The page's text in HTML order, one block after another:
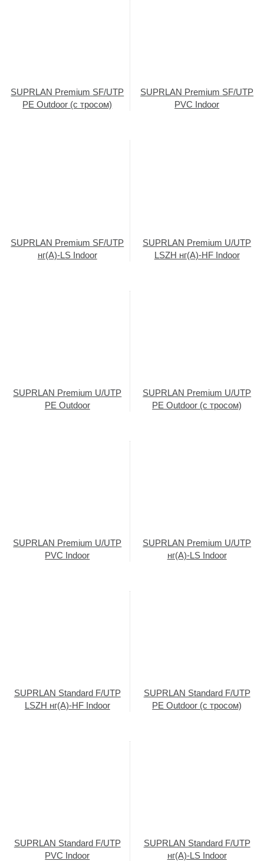
SUPRLAN Premium SF/UTP
PE Outdoor (с тросом)
SUPRLAN Premium SF/UTP
PVC Indoor
SUPRLAN Premium SF/UTP
нг(А)-LS Indoor
SUPRLAN Premium U/UTP
LSZH нг(А)-HF Indoor
SUPRLAN Premium U/UTP
PE Outdoor
SUPRLAN Premium U/UTP
PE Outdoor (с тросом)
SUPRLAN Premium U/UTP
PVC Indoor
SUPRLAN Premium U/UTP
нг(А)-LS Indoor
SUPRLAN Standard F/UTP
LSZH нг(А)-HF Indoor
SUPRLAN Standard F/UTP
PE Outdoor (с тросом)
SUPRLAN Standard F/UTP
PVC Indoor
SUPRLAN Standard F/UTP
нг(А)-LS Indoor